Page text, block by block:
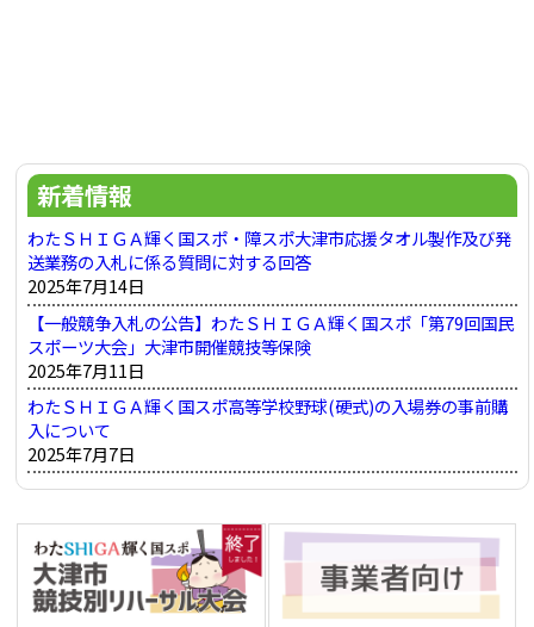
新着情報
わたＳＨＩＧＡ輝く国スポ・障スポ大津市応援タオル製作及び発
送業務の入札に係る質問に対する回答
2025年7月14日
【一般競争入札の公告】わたＳＨＩＧＡ輝く国スポ「第79回国民
スポーツ大会」大津市開催競技等保険
2025年7月11日
わたＳＨＩＧＡ輝く国スポ高等学校野球(硬式)の入場券の事前購
入について
2025年7月7日